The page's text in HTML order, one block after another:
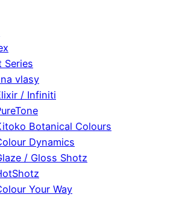
Series
vlasy
/ Infiniti
Botanical Colours
Dynamics
/ Gloss Shotz
Your Way